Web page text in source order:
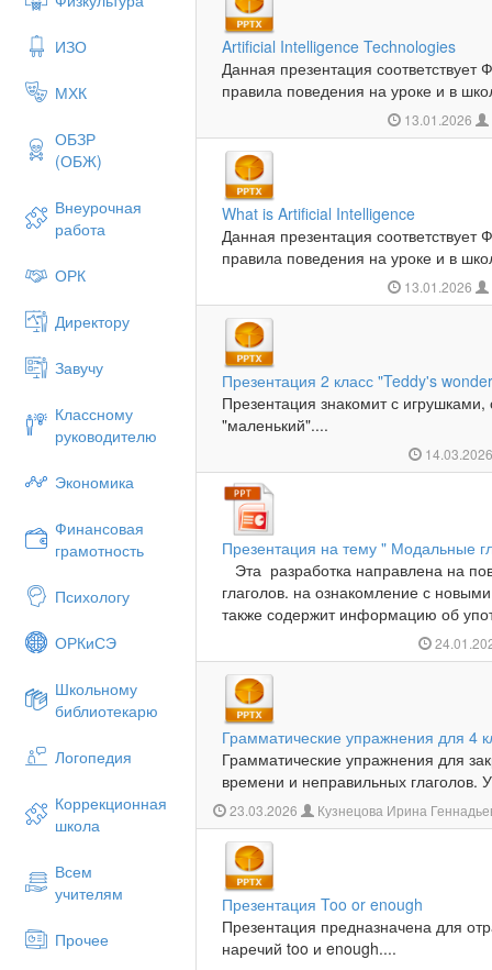
ИЗО
МХК
ОБЗР
(ОБЖ)
Внеурочная
работа
ОРК
Директору
Завучу
Классному
руководителю
Экономика
Финансовая
грамотность
Психологу
ОРКиСЭ
Школьному
библиотекарю
Логопедия
Коррекционная
школа
Всем
учителям
Прочее
Artificial Intelligence Technologies
Данная презентация
правила поведения на уроке и в
13.01.2026
What is Artificial Intelligence
Данная презентация
правила поведения на уроке и в
13.01.2026
Презентация 2 класс "Teddy's
Презентация знакомит с
"маленький"....
Презентация на тему " Модальные
Эта разработка направлена на
глаголов. на ознакомление с
также содержит информацию об
Грамматические упражнения для 4
Грамматические упражнения для
времени и неправильных глаголов.
23.03.2026 Кузнецова Ирина
Презентация Too or enough
Презентация предназначена для
наречий too и enough....